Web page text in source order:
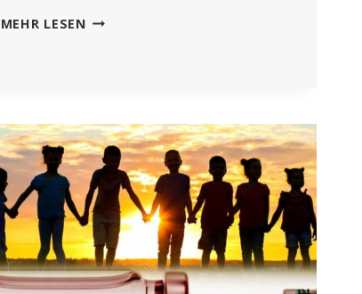
MEHR LESENFILM
IRKSAM“ U
ND E
NTLARVT „
LÜGEN“ D
ER P
HARMAINDUSTRIE Ü
BER C
OVID-S
PRITZEN